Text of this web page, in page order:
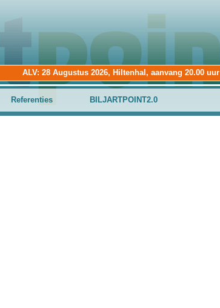
ALV: 28 Augustus 2026, Hiltenhal, aanvang 20.00 uur
Referenties BILJARTPOINT2.0